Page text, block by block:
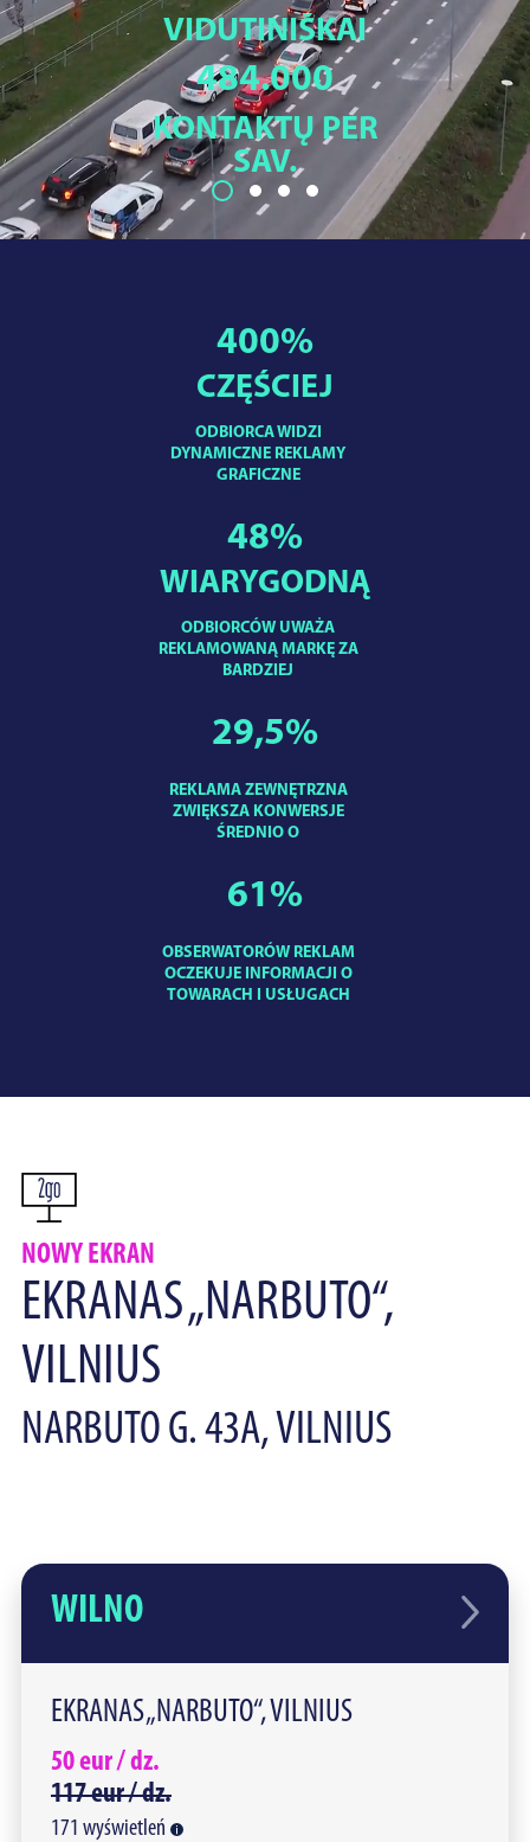
VIDUTINIŠKAI
484.000
KONTAKTŲ PER
SAV.
ODBIORCA WIDZI
DYNAMICZNE REKLAMY
GRAFICZNE
400%
CZĘŚCIEJ
ODBIORCÓW UWAŻA
REKLAMOWANĄ MARKĘ ZA
BARDZIEJ
48%
WIARYGODNĄ
REKLAMA ZEWNĘTRZNA
ZWIĘKSZA KONWERSJE
ŚREDNIO O
29,5%
OBSERWATORÓW REKLAM
OCZEKUJE INFORMACJI O
TOWARACH I USŁUGACH
61%
WILNO
EKRANAS „NARBUTO“, VILNIUS
50eur /dz.
117eur /dz.
171 wyświetleń
NOWY EKRAN
EKRANAS „NARBUTO“,
VILNIUS
NARBUTO G. 43A, VILNIUS